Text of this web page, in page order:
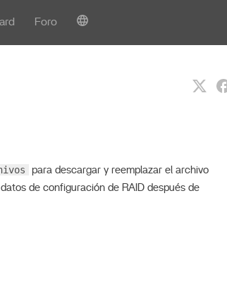
Foro
para descargar y reemplazar el archivo
de configuración de RAID después de